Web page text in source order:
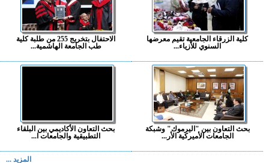
كلية الزرقاء الجامعية تقيم معرضها
السنوي للأزياء...
الاحتفال بتخريج 255 من طلبة كلية
طب الجامعة الهاشمية...
بحث التعاون بين "اليرموك" وشبكة
الجامعات الأميركية الأر...
بحث التعاون الأكاديمي بين البلقاء
التطبيقية والجامعات ا...
المزيد ...